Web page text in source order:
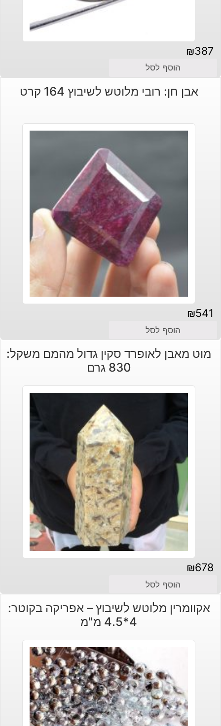
₪387
הוסף לסל
אבן חן: רובי מלוטש לשיבוץ 164 קרט
₪541
הוסף לסל
מוט מאבן לאופרד סקין גדול מהמם משקל:
830 גרם
₪678
הוסף לסל
אקוומרין מלוטש לשיבוץ – אפריקה בקוטר:
4*4.5 מ"מ